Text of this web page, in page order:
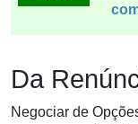
Da
Negociar de